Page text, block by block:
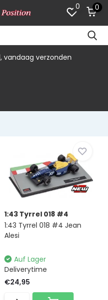
0 0
vandaag verzonden
1:43 Tyrrel 018 #4
1:43 Tyrrel 018 #4 Jean
Alesi
Auf Lager
Deliverytime
€24,95